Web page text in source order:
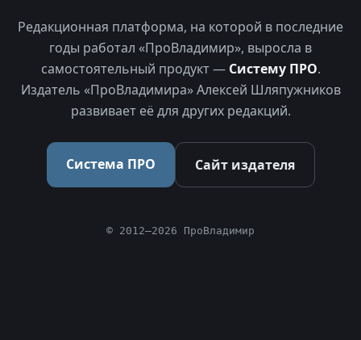
Редакционная платформа, на которой в последние
годы работал «ПроВладимир», выросла в
самостоятельный продукт — Систему ПРО.
Издатель «ПроВладимира» Алексей Шляпужников
развивает её для других редакций.
Система ПРО Сайт издателя
© 2012–2026 ПроВладимир